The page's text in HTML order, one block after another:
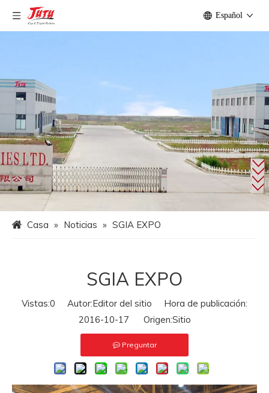
Español
Casa » Noticias » SGIA EXPO
SGIA EXPO
Vistas:0 Autor:Editor del sitio Hora de publicación:
2016-10-17 Origen:Sitio
Preguntar